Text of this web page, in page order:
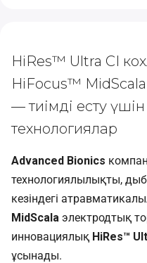
HiRes™ Ultra CI
HiFocus™ MidScala
— тиімді есту үшін
технологиялар
Advanced Bionics
технологиялылықты,
кезіндегі
MidScala электродтық
инновациялық HiRes™
ұсынады.